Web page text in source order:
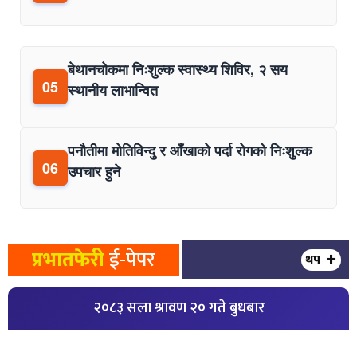
05
बेथानचोकमा निःशुल्क स्वास्थ्य शिविर, २ सय
स्थानीय लाभान्वित
06
पनौतीमा मोतिविन्दु र आँखाको पर्दा रोगको निःशुल्क
उपचार हुने
प्रभातफेरीई-पेपर थप
२०८३ सला श्रावण २० गते बुधबार